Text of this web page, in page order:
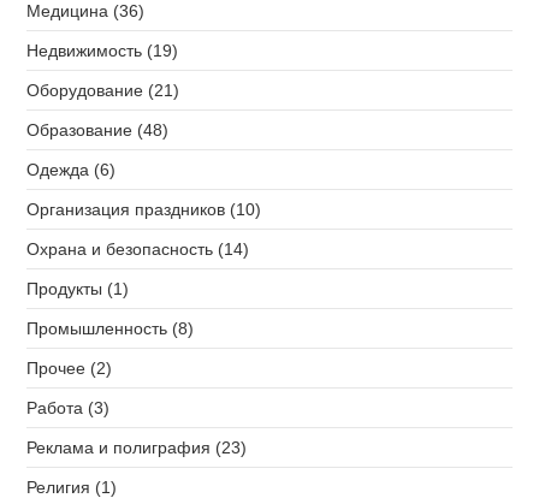
Медицина (36)
Недвижимость (19)
Оборудование (21)
Образование (48)
Одежда (6)
Организация праздников (10)
Охрана и безопасность (14)
Продукты (1)
Промышленность (8)
Прочее (2)
Работа (3)
Реклама и полиграфия (23)
Религия (1)